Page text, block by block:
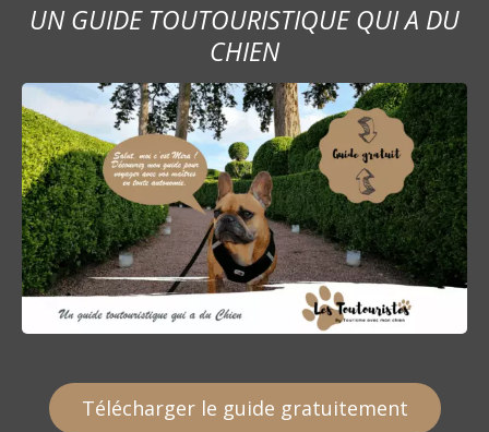
UN GUIDE TOUTOURISTIQUE QUI A DU
CHIEN
Télécharger le guide gratuitement